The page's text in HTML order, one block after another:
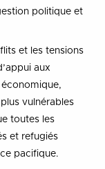
politique et
et les tensions
aux
vulnérables
toutes les
et refugiés
pacifique.